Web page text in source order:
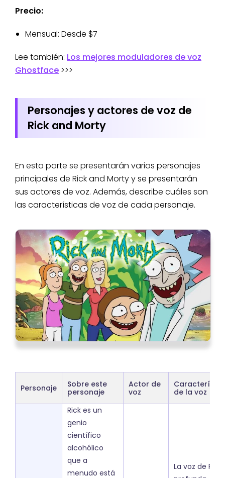
Precio:
Mensual: Desde $7
Lee también: Los mejores moduladores de voz
Ghostface >>>
Personajes y actores de voz de
Rick and Morty
En esta parte se presentarán varios personajes
principales de Rick and Morty y se presentarán
sus actores de voz. Además, describe cuáles son
las características de voz de cada personaje.
Personaje
Sobre este
personaje
Actor de
voz
de la voz
Rick es un
genio
científico
alcohólico
que a
menudo está
La voz de Rick